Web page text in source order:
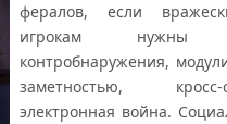
фералов, если
игрокам нужны
контробнаружения,
заметностью, кросс-
электронная война.